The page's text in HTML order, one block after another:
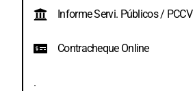
Informe Servi. Públicos / PCCV
Contracheque Online
.